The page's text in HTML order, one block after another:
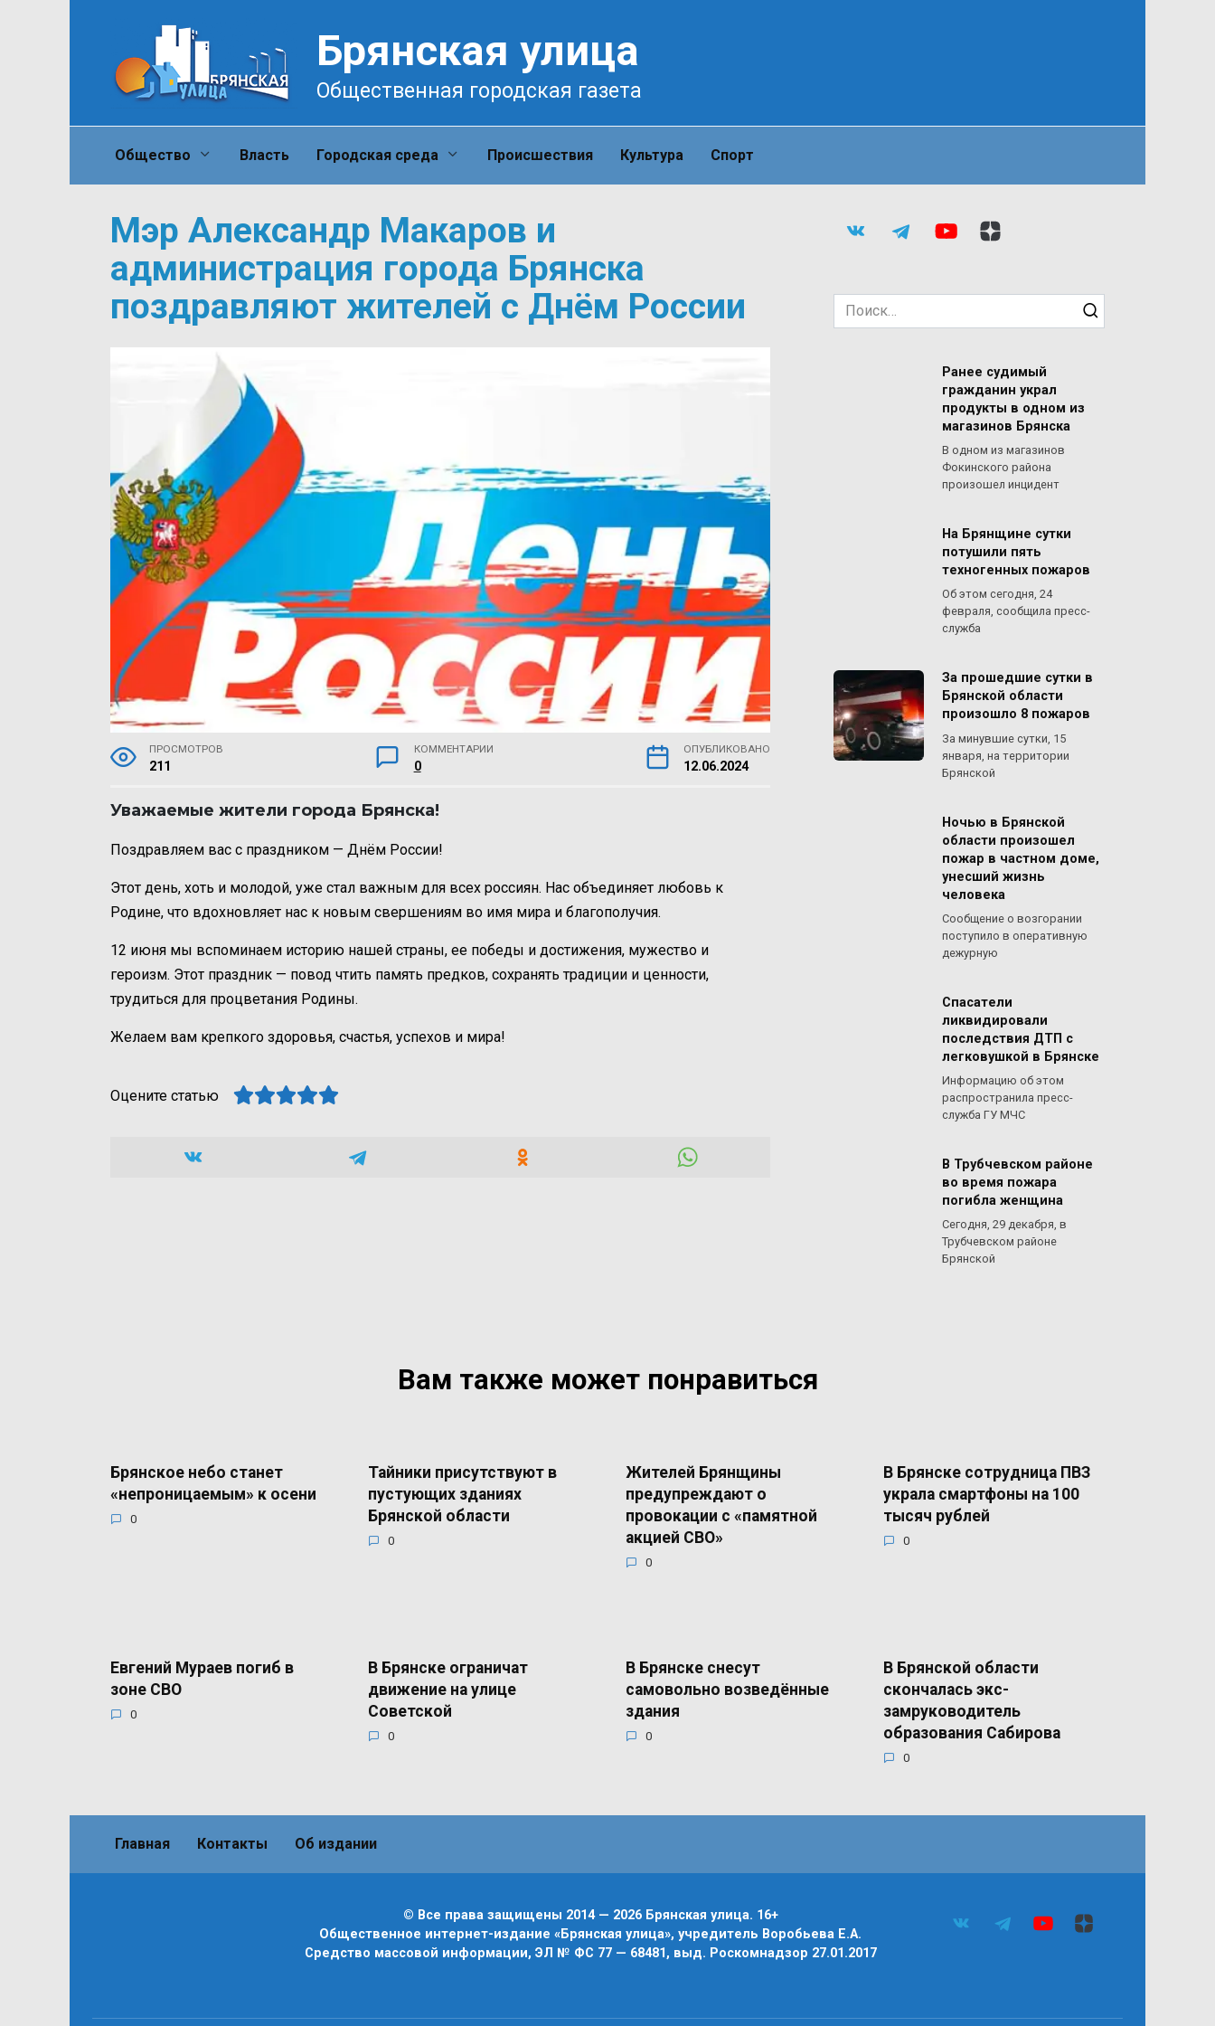
Брянская улица
Общественная городская газета
Общество Власть Городская среда Происшествия Культура Спорт
Мэр Александр Макаров и
администрация города Брянска
поздравляют жителей с Днём России
ПРОСМОТРОВ
211
КОММЕНТАРИИ
0
ОПУБЛИКОВАНО
12.06.2024
Уважаемые жители города Брянска!
Поздравляем вас с праздником — Днём России!
Этот день, хоть и молодой, уже стал важным для всех россиян. Нас объединяет любовь к
Родине, что вдохновляет нас к новым свершениям во имя мира и благополучия.
12 июня мы вспоминаем историю нашей страны, ее победы и достижения, мужество и
героизм. Этот праздник — повод чтить память предков, сохранять традиции и ценности,
трудиться для процветания Родины.
Желаем вам крепкого здоровья, счастья, успехов и мира!
Оцените статью
Search
for:
Ранее судимый
гражданин украл
продукты в одном из
магазинов Брянска
В одном из магазинов
Фокинского района
произошел инцидент
На Брянщине сутки
потушили пять
техногенных пожаров
Об этом сегодня, 24
февраля, сообщила пресс-
служба
За прошедшие сутки в
Брянской области
произошло 8 пожаров
За минувшие сутки, 15
января, на территории
Брянской
Ночью в Брянской
области произошел
пожар в частном доме,
унесший жизнь
человека
Сообщение о возгорании
поступило в оперативную
дежурную
Спасатели
ликвидировали
последствия ДТП с
легковушкой в Брянске
Информацию об этом
распространила пресс-
служба ГУ МЧС
В Трубчевском районе
во время пожара
погибла женщина
Сегодня, 29 декабря, в
Трубчевском районе
Брянской
Вам также может понравиться
Брянское небо станет
«непроницаемым» к осени
0
Тайники присутствуют в
пустующих зданиях
Брянской области
0
Жителей Брянщины
предупреждают о
провокации с «памятной
акцией СВО»
0
В Брянске сотрудница ПВЗ
украла смартфоны на 100
тысяч рублей
0
Евгений Мураев погиб в
зоне СВО
0
В Брянске ограничат
движение на улице
Советской
0
В Брянске снесут
самовольно возведённые
здания
0
В Брянской области
скончалась экс-
замруководитель
образования Сабирова
0
Главная Контакты Об издании
© Все права защищены 2014 — 2026 Брянская улица. 16+
Общественное интернет-издание «Брянская улица», учредитель Воробьева Е.А.
Средство массовой информации, ЭЛ № ФС 77 — 68481, выд. Роскомнадзор 27.01.2017